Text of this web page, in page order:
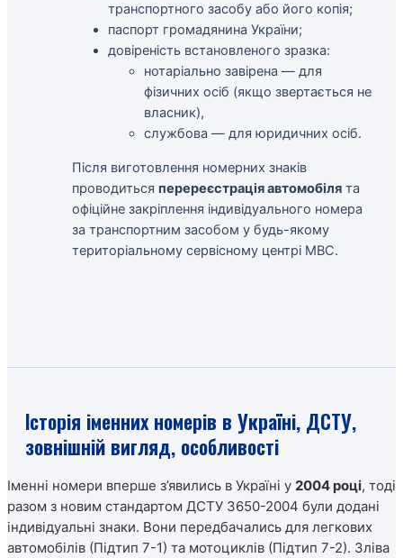
транспортного засобу або його копія;
паспорт громадянина України;
довіреність встановленого зразка:
нотаріально завірена — для
фізичних осіб (якщо звертається не
власник),
службова — для юридичних осіб.
Після виготовлення номерних знаків
проводиться перереєстрація автомобіля та
офіційне закріплення індивідуального номера
за транспортним засобом у будь-якому
територіальному сервісному центрі МВС.
Історія іменних номерів в Україні, ДСТУ,
зовнішній вигляд, особливості
Іменні номери вперше з’явились в Україні у 2004 році, тоді
разом з новим стандартом ДСТУ 3650-2004 були додані
індивідуальні знаки. Вони передбачались для легкових
автомобілів (Підтип 7-1) та мотоциклів (Підтип 7-2). Зліва